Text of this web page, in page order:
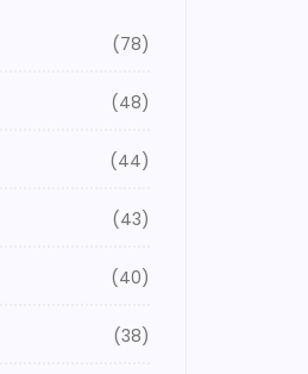
(78)
(48)
(44)
(43)
(40)
(38)